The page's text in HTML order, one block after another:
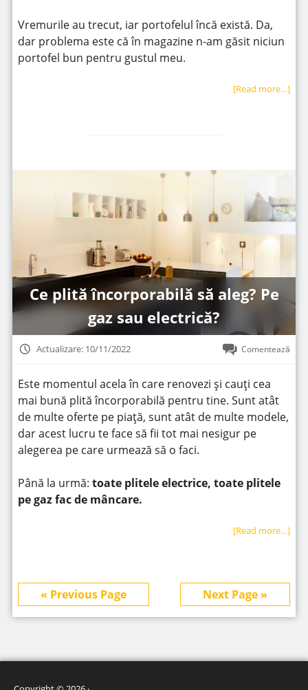
Vremurile au trecut, iar portofelul încă există. Da,
dar problema este că în magazine n-am găsit niciun
portofel bun pentru gustul meu.
[Read more…]
Ce plită încorporabilă să aleg? Pe
gaz sau electrică?
Actualizare: 10/11/2022 Comentează
Este momentul acela în care renovezi și cauți cea
mai bună plită încorporabilă pentru tine. Sunt atât
de multe oferte pe piață, sunt atât de multe modele,
dar acest lucru te face să fii tot mai nesigur pe
alegerea pe care urmează să o faci.
Până la urmă: toate plitele electrice, toate plitele
pe gaz fac de mâncare.
[Read more…]
« Previous Page Next Page »